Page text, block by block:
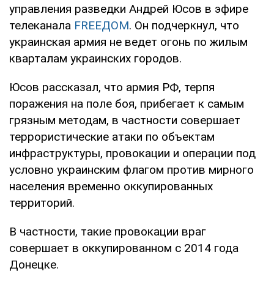
управления разведки Андрей Юсов в эфире
телеканала FREEДОМ. Он подчеркнул, что
украинская армия не ведет огонь по жилым
кварталам украинских городов.
Юсов рассказал, что армия РФ, терпя
поражения на поле боя, прибегает к самым
грязным методам, в частности совершает
террористические атаки по объектам
инфраструктуры, провокации и операции под
условно украинским флагом против мирного
населения временно оккупированных
территорий.
В частности, такие провокации враг
совершает в оккупированном с 2014 года
Донецке.